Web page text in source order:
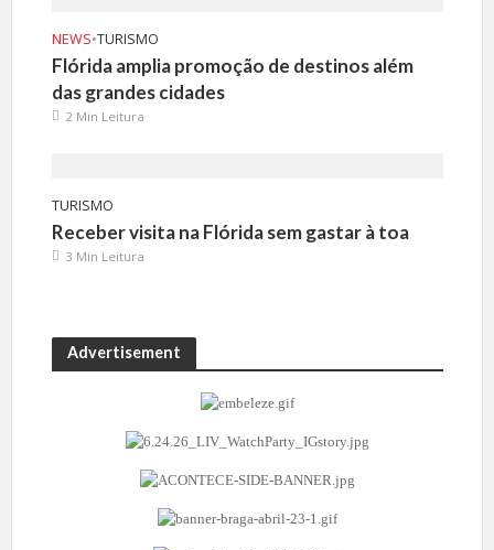
NEWS•TURISMO
Flórida amplia promoção de destinos além
das grandes cidades
2 Min Leitura
TURISMO
Receber visita na Flórida sem gastar à toa
3 Min Leitura
Advertisement